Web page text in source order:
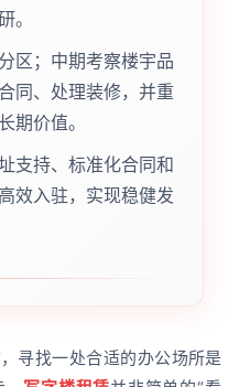
。
区；中期考察楼宇品
同、处理装修，并重
期价值。
支持、标准化合同和
效入驻，实现稳健发
寻找一处合适的办公场所是